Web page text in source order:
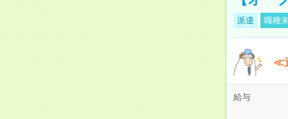
派遣 職種
≪
給与